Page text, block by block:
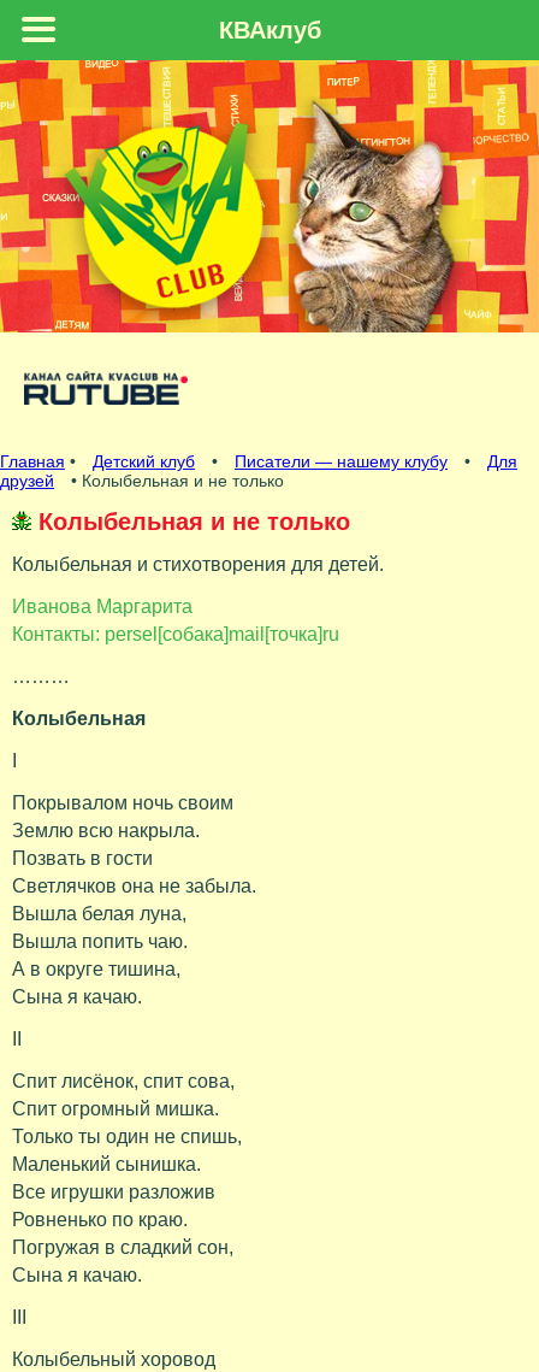
Главная • Детский клуб • Писатели — нашему клубу •
Для
друзей
• Колыбельная и не только
Колыбельная и не только
Колыбельная и стихотворения для детей.
Иванова Маргарита
Контакты: persel[собака]mail[точка]ru
………
Колыбельная
Покрывалом ночь своим
Землю всю накрыла.
Позвать в гости
Светлячков она не забыла.
Вышла белая луна,
Вышла попить чаю.
А в округе тишина,
Сына я качаю.
Спит лисёнок, спит сова,
Спит огромный мишка.
Только ты один не спишь,
Маленький сынишка.
Все игрушки разложив
Ровненько по краю.
Погружая в сладкий сон,
Сына я качаю.
Колыбельный хоровод
КВАклуб